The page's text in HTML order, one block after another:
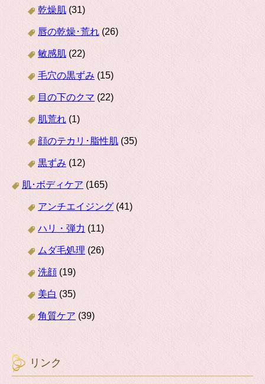
乾燥肌 (31)
唇の乾燥･荒れ (26)
敏感肌 (22)
毛穴の黒ずみ (15)
目の下のクマ (22)
肌荒れ (1)
顔のテカリ･脂性肌 (35)
黒ずみ (12)
肌･ボディケア (165)
アンチエイジング (41)
ハリ・弾力 (11)
ムダ毛処理 (26)
洗顔 (19)
美白 (35)
角質ケア (39)
リンク